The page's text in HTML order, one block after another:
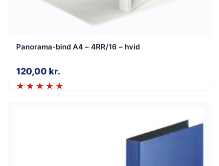
Panorama-bind A4 – 4RR/16 – hvid
120,00 kr.